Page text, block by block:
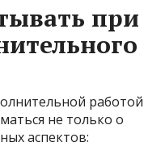
при
работой
не только о
аспектов: